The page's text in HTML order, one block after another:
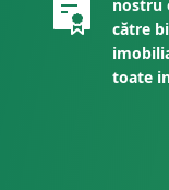
nostru
către
toate